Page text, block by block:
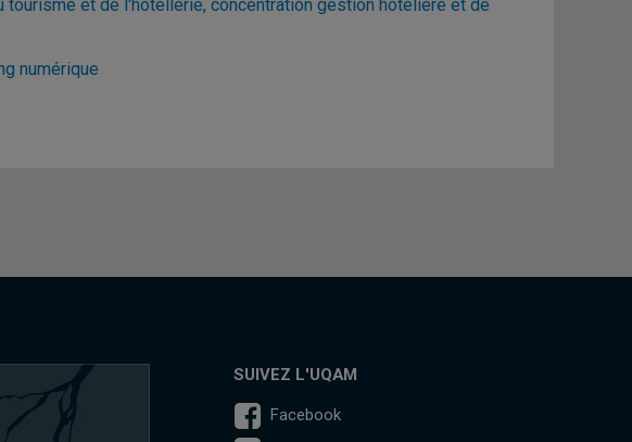
tourisme et de l'hôtellerie, concentration gestion hôtelière et de
numérique
SUIVEZ L'UQAM
Facebook